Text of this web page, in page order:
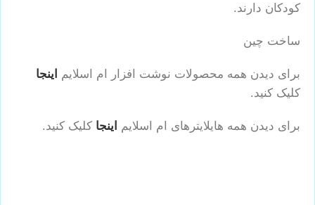
کودکان دارند.
ساخت چین
برای دیدن همه محصولات نوشت افزار ام اسلایم
اینجا
کلیک کنید.
برای دیدن همه هایلایترهای ام اسلایم اینجا کلیک کنید.